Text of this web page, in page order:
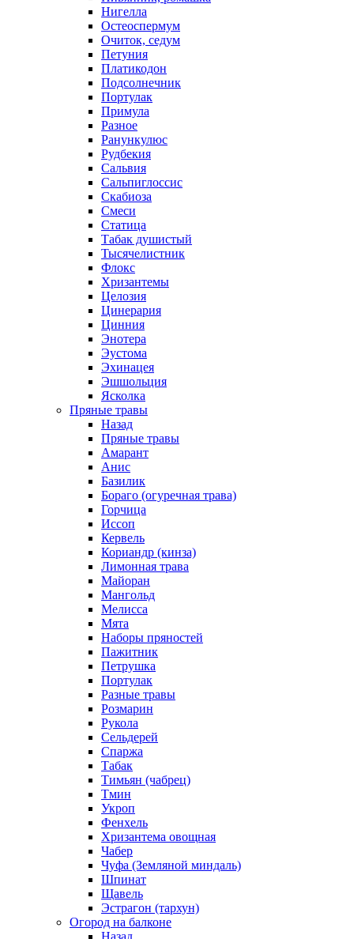
Нигелла
Остеоспермум
Очиток, седум
Петуния
Платикодон
Подсолнечник
Портулак
Примула
Разное
Ранункулюс
Рудбекия
Сальвия
Сальпиглоссис
Скабиоза
Смеси
Статица
Табак душистый
Тысячелистник
Флокс
Хризантемы
Целозия
Цинерария
Цинния
Энотера
Эустома
Эхинацея
Эшшольция
Ясколка
Пряные травы
Назад
Пряные травы
Амарант
Анис
Базилик
Бораго (огуречная трава)
Горчица
Иссоп
Кервель
Кориандр (кинза)
Лимонная трава
Майоран
Мангольд
Мелисса
Мята
Наборы пряностей
Пажитник
Петрушка
Портулак
Разные травы
Розмарин
Рукола
Сельдерей
Спаржа
Табак
Тимьян (чабрец)
Тмин
Укроп
Фенхель
Хризантема овощная
Чабер
Чуфа (Земляной миндаль)
Шпинат
Щавель
Эстрагон (тархун)
Огород на балконе
Назад